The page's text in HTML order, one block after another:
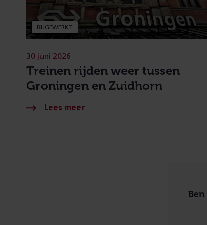
BIJGEWERKT
Treinen rijden weer tussen
Groningen en Zuidhorn
30 juni 2026